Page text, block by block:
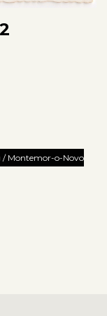
/ Montemor-o-Novo